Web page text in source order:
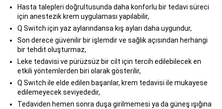
Hasta talepleri doğrultusunda daha konforlu bir tedavi süreci
için anestezik krem uygulaması yapılabilir,
Q Switch için yaz aylarındansa kış ayları daha uygundur,
Son derece güvenilir bir işlemdir ve sağlık açısından herhangi
bir tehdit oluşturmaz,
Leke tedavisi ve pürüzsüz bir cilt için tercih edilebilecek en
etkili yöntemlerden biri olarak gösterilir,
Q Switch ile elde edilen başarılar, krem tedavisi ile mukayese
edilemeyecek seviyededir,
Tedaviden hemen sonra duşa girilmemesi ya da güneş ışığına